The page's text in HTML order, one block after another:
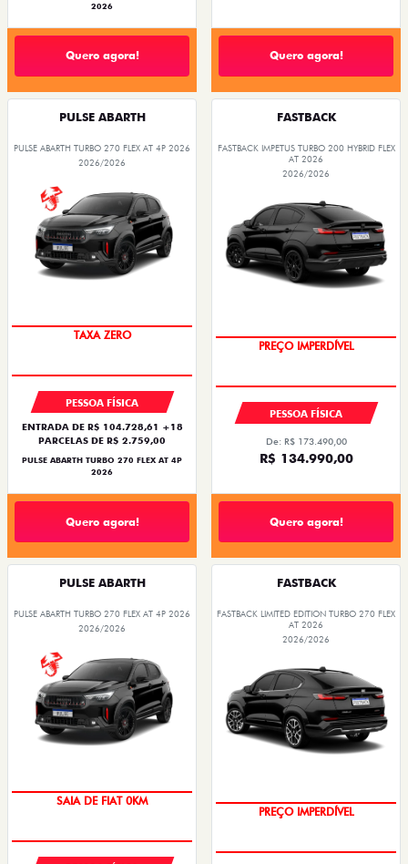
2026
Quero agora! Quero agora!
PULSE ABARTH
PULSE ABARTH TURBO 270 FLEX AT 4P 2026
2026/2026
SAIA DE FIAT 0KM
PESSOA FÍSICA
ENTRADA DE R$ 104.728,61 +18
PARCELAS DE R$ 2.759,00
PULSE ABARTH TURBO 270 FLEX AT 4P
2026
Quero agora!
FASTBACK
FASTBACK IMPETUS TURBO 200 HYBRID FLEX
AT 2026
2026/2026
OPORTUNIDADE
PESSOA FÍSICA
De: R$ 173.490,00
R$ 134.990,00
Quero agora!
PULSE ABARTH
PULSE ABARTH TURBO 270 FLEX AT 4P 2026
2026/2026
OPORTUNIDADE
FASTBACK
FASTBACK LIMITED EDITION TURBO 270 FLEX
AT 2026
2026/2026
COM USADO NA TROCA